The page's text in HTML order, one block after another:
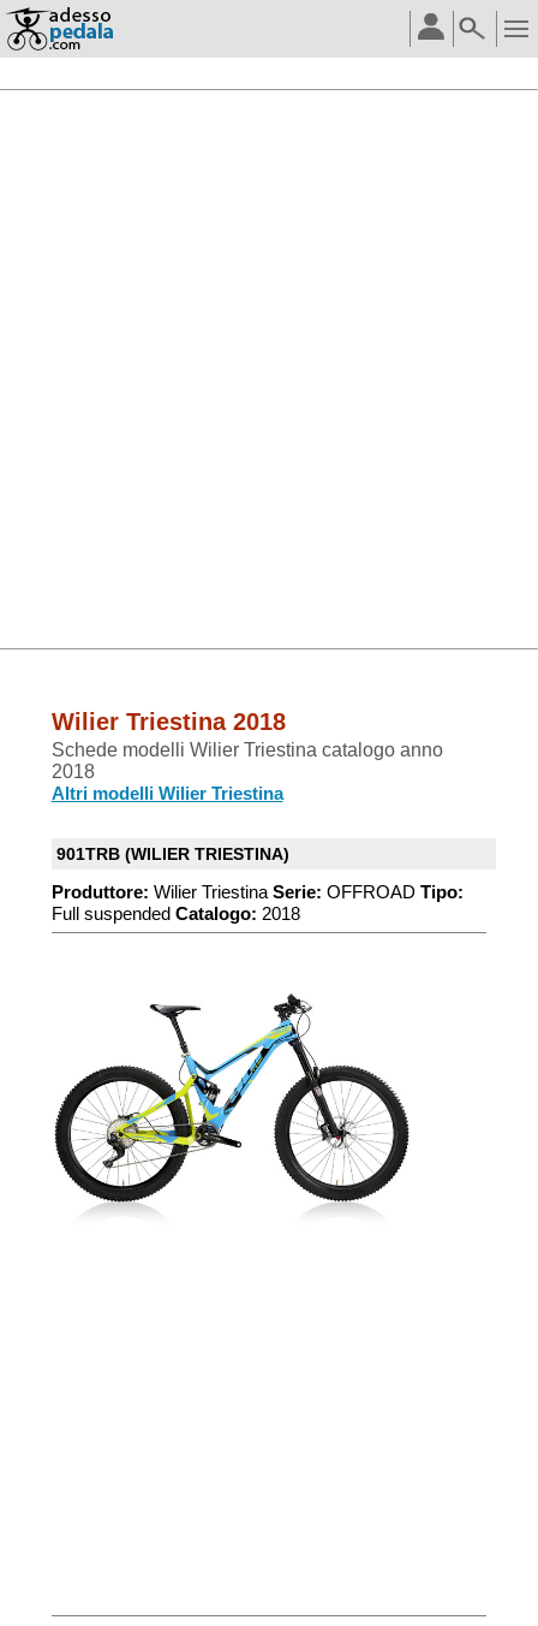
Wilier Triestina 2018
Schede modelli Wilier Triestina catalogo anno
2018
Altri modelli Wilier Triestina
901TRB (WILIER TRIESTINA)
Produttore: Wilier Triestina Serie: OFFROAD Tipo:
Full suspended Catalogo: 2018